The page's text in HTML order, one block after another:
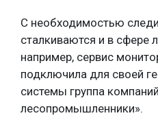
С необходимостью
сталкиваются и в сфере
например, сервис
подключила для своей
системы группа
лесопромышленники».